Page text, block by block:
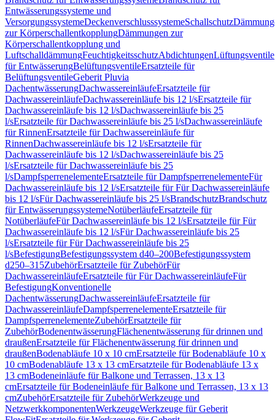
Entwässerungssysteme und
VersorgungssystemeDeckenverschlusssystemeSchallschutz
zur KörperschallentkopplungDämmungen zur
Körperschallentkopplung und
LuftschalldämmungFeuchtigkeitsschutzAbdichtungenLüftungsventile
für EntwässerungBelüftungsventileErsatzteile für
BelüftungsventileGeberit Pluvia
DachentwässerungDachwassereinläufeErsatzteile für
DachwassereinläufeDachwassereinläufe bis 12 l/sErsatzteile für
Dachwassereinläufe bis 12 l/sDachwassereinläufe bis 25
l/sErsatzteile für Dachwassereinläufe bis 25 l/sDachwassereinläufe
für RinnenErsatzteile für Dachwassereinläufe für
RinnenDachwassereinläufe bis 12 l/sErsatzteile für
Dachwassereinläufe bis 12 l/sDachwassereinläufe bis 25
l/sErsatzteile für Dachwassereinläufe bis 25
l/sDampfsperrenelementeErsatzteile für DampfsperrenelementeFür
Dachwassereinläufe bis 12 l/sErsatzteile für Für Dachwassereinläufe
bis 12 l/sFür Dachwassereinläufe bis 25 l/sBrandschutzBrandschutz
für EntwässerungssystemeNotüberläufeErsatzteile für
NotüberläufeFür Dachwassereinläufe bis 12 l/sErsatzteile für Für
Dachwassereinläufe bis 12 l/sFür Dachwassereinläufe bis 25
l/sErsatzteile für Für Dachwassereinläufe bis 25
l/sBefestigungBefestigungssystem d40–200Befestigungssystem
d250–315ZubehörErsatzteile für ZubehörFür
DachwassereinläufeErsatzteile für Für DachwassereinläufeFür
BefestigungKonventionelle
DachentwässerungDachwassereinläufeErsatzteile für
DachwassereinläufeDampfsperrenelementeErsatzteile für
DampfsperrenelementeZubehörErsatzteile für
ZubehörBodenentwässerungFlächenentwässerung für drinnen und
draußenErsatzteile für Flächenentwässerung für drinnen und
draußenBodenabläufe 10 x 10 cmErsatzteile für Bodenabläufe 10 x
10 cmBodenabläufe 13 x 13 cmErsatzteile für Bodenabläufe 13 x
13 cmBodeneinläufe für Balkone und Terrassen, 13 x 13
cmErsatzteile für Bodeneinläufe für Balkone und Terrassen, 13 x 13
cmZubehörErsatzteile für ZubehörWerkzeuge und
NetzwerkkomponentenWerkzeugeWerkzeuge für Geberit